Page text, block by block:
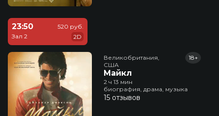
23:50
Зал 2
520 руб.
2D
Великобритания,
США
Майкл
18+
2 ч 13 мин
биография, драма, музыка
15 отзывов